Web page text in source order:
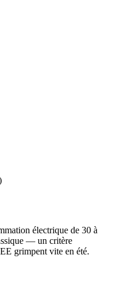
électrique de 30 à
— un critère
grimpent vite en été.